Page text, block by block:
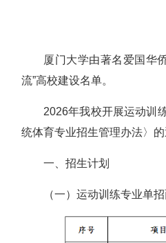
厦门大学由著名爱国华
流”高校建设名单。
2026年我校开展运动训
统体育专业招生管理办法〉
一、招生计划
（一）运动训练专业单